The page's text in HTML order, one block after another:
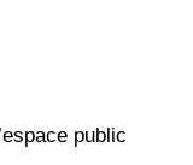
public